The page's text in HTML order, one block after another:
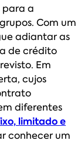
para a
Com um
adiantar as
de crédito
Em
cujos
diferentes
limitado e
conhecer um